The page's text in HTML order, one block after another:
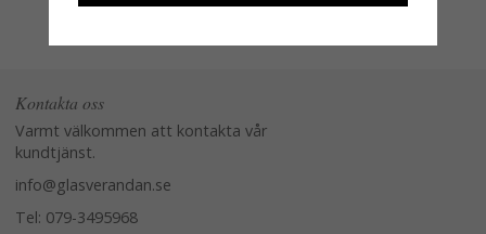
Kontakta oss
Varmt välkommen att kontakta vår
kundtjänst.
info@glasverandan.se
Tel: 079-3495968